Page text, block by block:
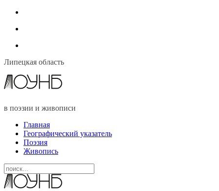
Липецкая область
в поэзии и живописи
Главная
Географический указатель
Поэзия
Живопись